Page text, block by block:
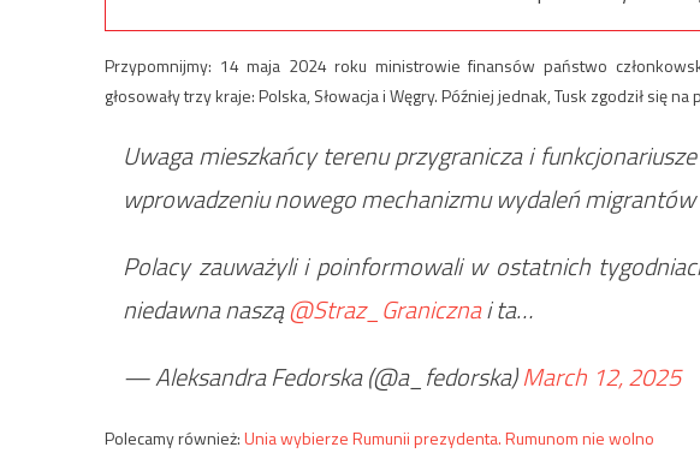
Przypomnijmy: 14 maja 2024 roku ministrowie finansów państwo
głosowały trzy kraje: Polska, Słowacja i Węgry. Później jednak, Tusk zgodził się
Uwaga mieszkańcy terenu przygranicza i funkcjonariusze
wprowadzeniu nowego mechanizmu wydaleń migrantów
Polacy zauważyli i poinformowali w ostatnich
niedawna naszą@Straz_Granicznai ta…
— Aleksandra Fedorska (@a_fedorska)March 12, 2025
Polecamy również:Unia wybierze Rumunii prezydenta. Rumunom nie wolno